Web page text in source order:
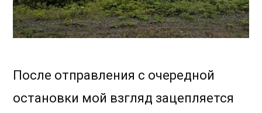
После отправления с очередной
остановки мой взгляд зацепляется